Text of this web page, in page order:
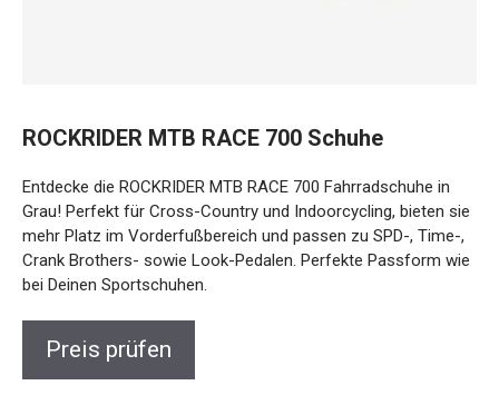
ROCKRIDER MTB RACE 700 Schuhe
Entdecke die ROCKRIDER MTB RACE 700 Fahrradschuhe in
Grau! Perfekt für Cross-Country und Indoorcycling, bieten sie
mehr Platz im Vorderfußbereich und passen zu SPD-, Time-,
Crank Brothers- sowie Look-Pedalen. Perfekte Passform wie
bei Deinen Sportschuhen.
Preis prüfen